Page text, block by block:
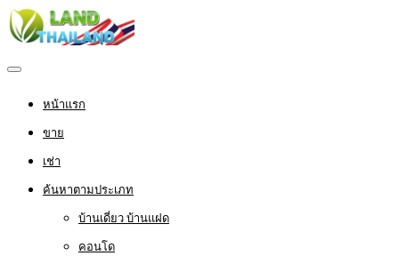
หน้าแรก
ขาย
เช่า
ค้นหาตามประเภท
บ้านเดี่ยว บ้านแฝด
คอนโด